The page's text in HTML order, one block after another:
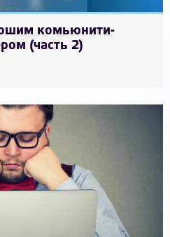
комьюнити-
(часть 2)